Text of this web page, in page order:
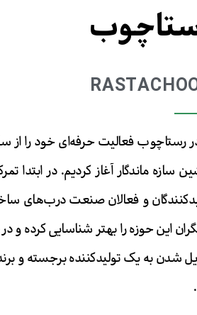
سازه ماندگار آغاز کردیم. در ابتدا
و فعالان صنعت درب‌های
این حوزه را بهتر شناسایی کرده
شدن به یک تولیدکننده برجسته و